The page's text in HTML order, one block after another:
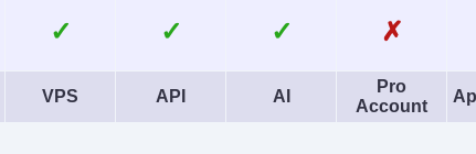
✓ ✓ ✓ ✗
VPS API AI
Pro
Account